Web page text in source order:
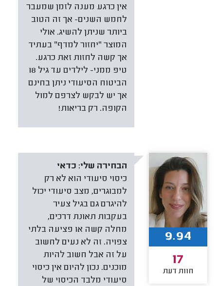
אין כרגע מענה לזמן שמעבר
לחמש השנים- אך זה הטוב
ביותר שניתן להשיג. אולי
המוצר "יחזור למדף" בעתיד
אך קשה לחזות זאת כרגע.
טיפ ממני- לילדים עד גיל 18
הביטוח הסיעודי ניתן בחינם
אך יש לבקש לצרפם למול
הקופה. רק בריאות!
הבחירה שלי: כדאי
כיסוי סיעודי הוא לא רק
למבוגרים, מצב סיעודי יכול
להיגרם גם בגיל צעיר
בעקבות תאונת דרכים,
מחלה קשה או פציעה בלתי
צפויה. זה לא נעים לחשוב
על זה אבל חשוב להיות
מוכנים. נכון להיום אין כיסוי
סיעודי מלבד הכיסוי של
9.94
17
חוות דעת